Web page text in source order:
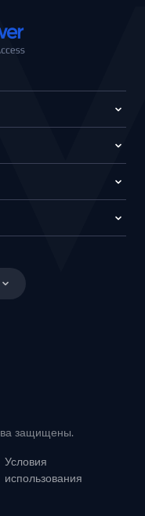
защищены.
Условия
использования